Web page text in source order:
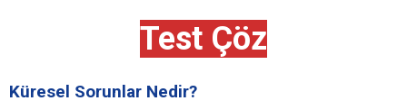
Test Çöz
Küresel Sorunlar Nedir?